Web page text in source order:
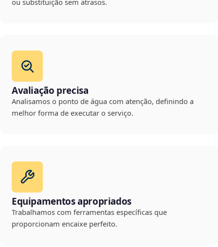
ou substituição sem atrasos.
Avaliação precisa
Analisamos o ponto de água com atenção, definindo a
melhor forma de executar o serviço.
Equipamentos apropriados
Trabalhamos com ferramentas específicas que
proporcionam encaixe perfeito.